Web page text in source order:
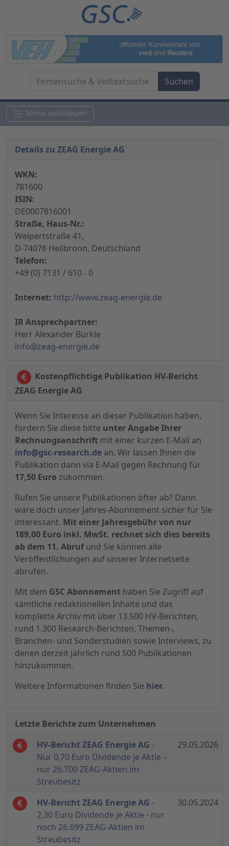
Menü ausklappen
Details zu ZEAG Energie AG
WKN:
781600
ISIN:
DE0007816001
Straße, Haus-Nr.:
Weipertstraße 41,
D-74076 Heilbronn, Deutschland
Telefon:
+49 (0) 7131 / 610 - 0
Internet: http://www.zeag-energie.de
IR Ansprechpartner:
Herr Alexander Bürkle
info@zeag-energie.de
Kostenpflichtige Publikation HV-Bericht
ZEAG Energie AG
Wenn Sie Interesse an dieser Publikation haben,
fordern Sie diese bitte unter Angabe Ihrer
Rechnungsanschrift mit einer kurzen E-Mail an
info@gsc-research.de an. Wir lassen Ihnen die
Publikation dann via E-Mail gegen Rechnung für
17,50 Euro zukommen.
Rufen Sie unsere Publikationen öfter ab? Dann
wäre doch unser Jahres-Abonnement sicher für Sie
interessant. Mit einer Jahresgebühr von nur
189,00 Euro inkl. MwSt. rechnet sich dies bereits
ab dem 11. Abrufund Sie können alle
Veröffentlichungen auf unserer Internetseite
abrufen.
Mit dem GSC Abonnement haben Sie Zugriff auf
sämtliche redaktionellen Inhalte und das
komplette Archiv mit über 13.500 HV-Berichten,
rund 1.300 Research-Berichten, Themen-,
Branchen- und Sonderstudien sowie Interviews, zu
denen derzeit jährlich rund 500 Publikationen
hinzukommen.
Weitere Informationen finden Sie hier.
Letzte Berichte zum Unternehmen
HV-Bericht ZEAG Energie AG -
Nur 0,70 Euro Dividende je Aktie –
nur 26.700 ZEAG-Aktien im
Streubesitz
29.05.2026
HV-Bericht ZEAG Energie AG -
2,30 Euro Dividende je Aktie - nur
noch 26.699 ZEAG-Aktien im
Streubesitz
30.05.2024